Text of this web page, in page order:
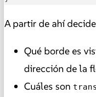
A partir de ahí
Qué borde es
dirección de la
Cuáles son